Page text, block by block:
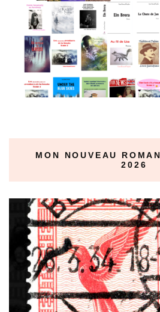
MON NOUVEAU
2026